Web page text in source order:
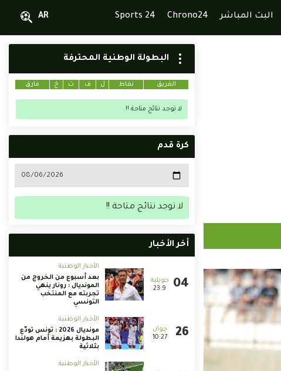
البث المباشر Chrono24
Sports 24
AR
البطولة الوطنية المحترفة
الفريق نقاط ل ف ت خ فارق
لا توجد نتائج متاحة !!
كرة قدم
لا توجد نتائج متاحة !!
أخر الأخبار
23:9
الأخبار الوطنية
بعد أسبوع من الخروج من
المونديال : رونار ينهي
تجربته مع المنتخب
التونسي
10:27
الأخبار الوطنية
مونديال 2026 : تونس تودّع
البطولة بهزيمة أمام هولندا
بثلاثية
الأخبار الوطنية